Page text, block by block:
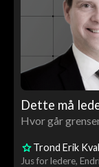
Dette må
Hvor går
Trond Erik
Jus for ledere